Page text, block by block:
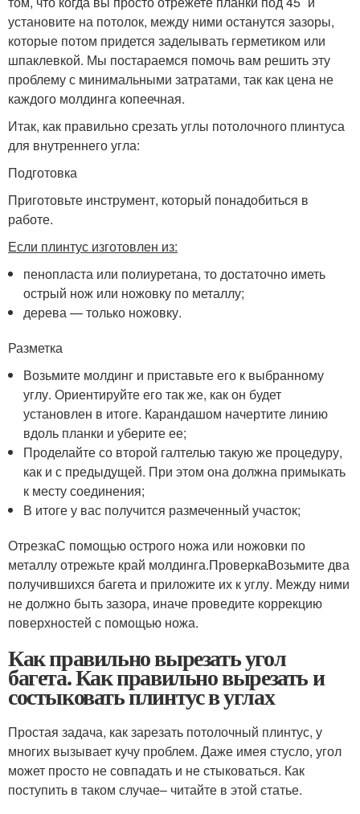
установите на потолок, между ними останутся зазоры,
которые потом придется заделывать герметиком или
шпаклевкой. Мы постараемся помочь вам решить эту
проблему с минимальными затратами, так как цена не
каждого молдинга копеечная.
Итак, как правильно срезать углы потолочного плинтуса
для внутреннего угла:
Подготовка
Приготовьте инструмент, который понадобиться в
работе.
Если плинтус изготовлен из:
пенопласта или полиуретана, то достаточно иметь
острый нож или ножовку по металлу;
дерева — только ножовку.
Разметка
Возьмите молдинг и приставьте его к выбранному
углу. Ориентируйте его так же, как он будет
установлен в итоге. Карандашом начертите линию
вдоль планки и уберите ее;
Проделайте со второй галтелью такую же процедуру,
как и с предыдущей. При этом она должна примыкать
к месту соединения;
В итоге у вас получится размеченный участок;
ОтрезкаС помощью острого ножа или ножовки по
металлу отрежьте край молдинга.ПроверкаВозьмите два
получившихся багета и приложите их к углу. Между ними
не должно быть зазора, иначе проведите коррекцию
поверхностей с помощью ножа.
Как правильно вырезать угол
багета. Как правильно вырезать и
состыковать плинтус в углах
Простая задача, как зарезать потолочный плинтус, у
многих вызывает кучу проблем. Даже имея стусло, угол
может просто не совпадать и не стыковаться. Как
поступить в таком случае– читайте в этой статье.